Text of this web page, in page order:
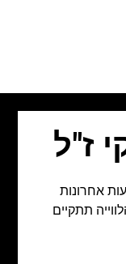
ז"ל
אחרונות
תתקיים